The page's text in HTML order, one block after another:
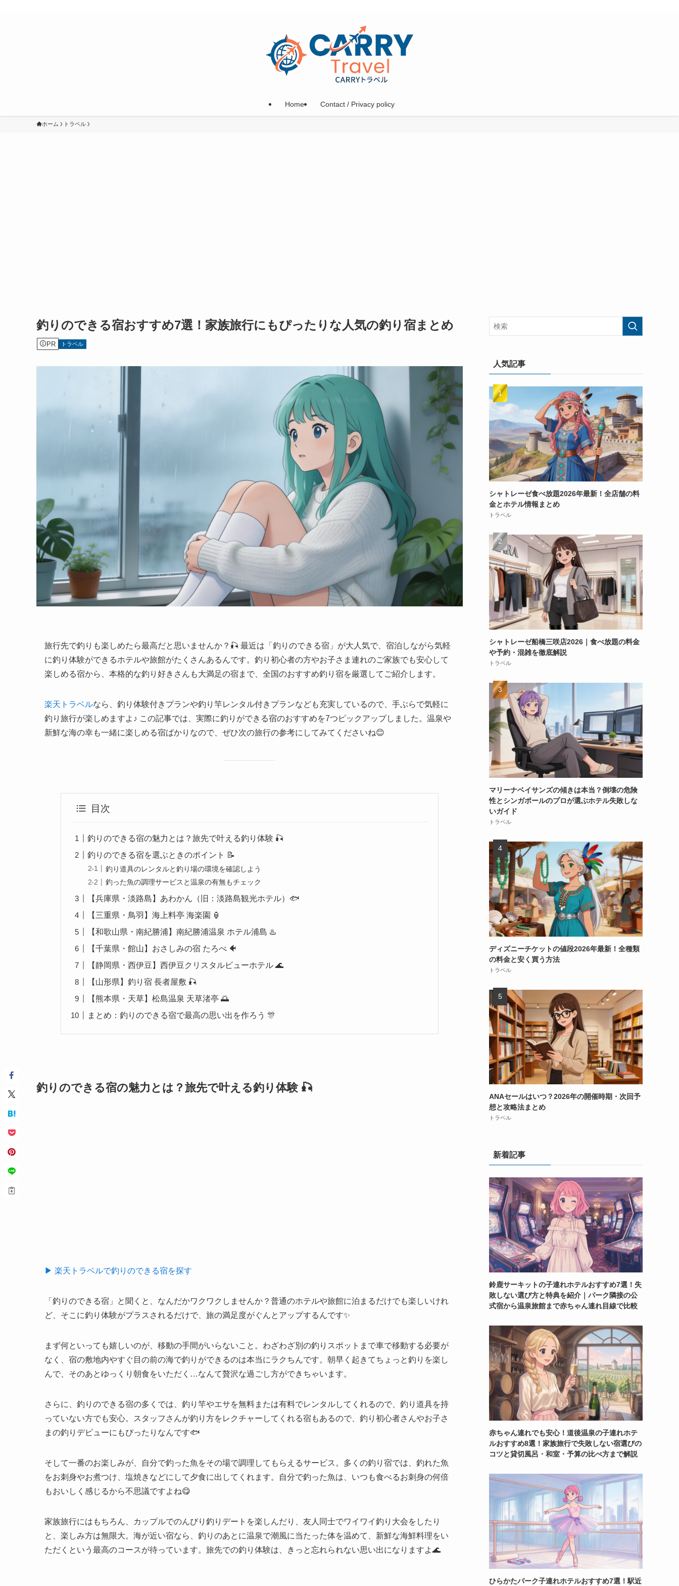
Home Contact / Privacy policy
ホーム トラベル
釣りのできる宿おすすめ7選！家族旅行にもぴったりな人気の釣り宿まとめ
PR トラベル
旅行先で釣りも楽しめたら最高だと思いませんか？🎣 最近は「釣りのできる宿」が大人気で、宿泊しながら気軽
に釣り体験ができるホテルや旅館がたくさんあるんです。釣り初心者の方やお子さま連れのご家族でも安心して
楽しめる宿から、本格的な釣り好きさんも大満足の宿まで、全国のおすすめ釣り宿を厳選してご紹介します。
楽天トラベルなら、釣り体験付きプランや釣り竿レンタル付きプランなども充実しているので、手ぶらで気軽に
釣り旅行が楽しめますよ♪ この記事では、実際に釣りができる宿のおすすめを7つピックアップしました。温泉や
新鮮な海の幸も一緒に楽しめる宿ばかりなので、ぜひ次の旅行の参考にしてみてくださいね😊
目次
釣りのできる宿の魅力とは？旅先で叶える釣り体験 🎣
釣りのできる宿を選ぶときのポイント 📝
釣り道具のレンタルと釣り場の環境を確認しよう
釣った魚の調理サービスと温泉の有無もチェック
【兵庫県・淡路島】あわかん（旧：淡路島観光ホテル）🐟
【三重県・鳥羽】海上料亭 海楽園 🏮
【和歌山県・南紀勝浦】南紀勝浦温泉 ホテル浦島 ♨️
【千葉県・館山】おさしみの宿 たろべ 🐠
【静岡県・西伊豆】西伊豆クリスタルビューホテル 🌊
【山形県】釣り宿 長者屋敷 🎣
【熊本県・天草】松島温泉 天草渚亭 🌅
まとめ：釣りのできる宿で最高の思い出を作ろう 🎊
釣りのできる宿の魅力とは？旅先で叶える釣り体験 🎣
▶ 楽天トラベルで釣りのできる宿を探す
「釣りのできる宿」と聞くと、なんだかワクワクしませんか？普通のホテルや旅館に泊まるだけでも楽しいけれ
ど、そこに釣り体験がプラスされるだけで、旅の満足度がぐんとアップするんです✨
まず何といっても嬉しいのが、移動の手間がいらないこと。わざわざ別の釣りスポットまで車で移動する必要が
なく、宿の敷地内やすぐ目の前の海で釣りができるのは本当にラクちんです。朝早く起きてちょっと釣りを楽し
んで、そのあとゆっくり朝食をいただく…なんて贅沢な過ごし方ができちゃいます。
さらに、釣りのできる宿の多くでは、釣り竿やエサを無料または有料でレンタルしてくれるので、釣り道具を持
っていない方でも安心。スタッフさんが釣り方をレクチャーしてくれる宿もあるので、釣り初心者さんやお子さ
まの釣りデビューにもぴったりなんです🐟
そして一番のお楽しみが、自分で釣った魚をその場で調理してもらえるサービス。多くの釣り宿では、釣れた魚
をお刺身やお煮つけ、塩焼きなどにして夕食に出してくれます。自分で釣った魚は、いつも食べるお刺身の何倍
もおいしく感じるから不思議ですよね😋
家族旅行にはもちろん、カップルでのんびり釣りデートを楽しんだり、友人同士でワイワイ釣り大会をしたり
と、楽しみ方は無限大。海が近い宿なら、釣りのあとに温泉で潮風に当たった体を温めて、新鮮な海鮮料理をい
ただくという最高のコースが待っています。旅先での釣り体験は、きっと忘れられない思い出になりますよ🌊
人気記事
シャトレーゼ食べ放題2026年最新！全店舗の料
金とホテル情報まとめ
トラベル
シャトレーゼ船橋三咲店2026｜食べ放題の料金
や予約・混雑を徹底解説
トラベル
マリーナベイサンズの傾きは本当？倒壊の危険
性とシンガポールのプロが選ぶホテル失敗しな
いガイド
トラベル
ディズニーチケットの値段2026年最新！全種類
の料金と安く買う方法
トラベル
ANAセールはいつ？2026年の開催時期・次回予
想と攻略法まとめ
トラベル
新着記事
鈴鹿サーキットの子連れホテルおすすめ7選！失
敗しない選び方と特典を紹介｜パーク隣接の公
式宿から温泉旅館まで赤ちゃん連れ目線で比較
赤ちゃん連れでも安心！道後温泉の子連れホテ
ルおすすめ8選！家族旅行で失敗しない宿選びの
コツと貸切風呂・和室・予算の比べ方まで解説
ひらかたパーク子連れホテルおすすめ7選！駅近